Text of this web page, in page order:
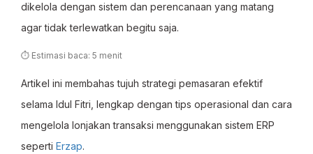
dikelola dengan sistem dan perencanaan yang matang
agar tidak terlewatkan begitu saja.
⏱ Estimasi baca: 5 menit
Artikel ini membahas tujuh strategi pemasaran efektif
selama Idul Fitri, lengkap dengan tips operasional dan cara
mengelola lonjakan transaksi menggunakan sistem ERP
seperti Erzap.